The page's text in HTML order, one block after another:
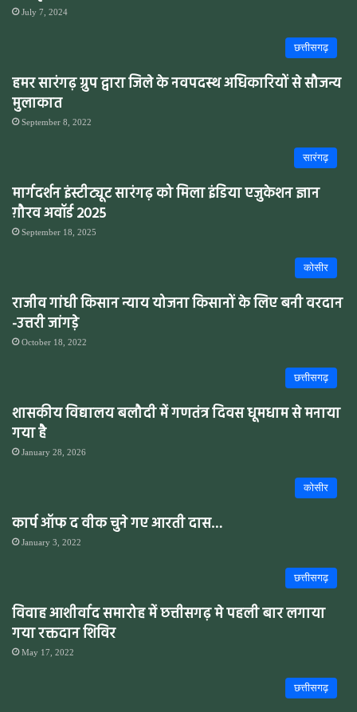
July 7, 2024
छत्तीसगढ़
हमर सारंगढ़ ग्रुप द्वारा जिले के नवपदस्थ अधिकारियों से सौजन्य
मुलाकात
September 8, 2022
सारंगढ़
मार्गदर्शन इंस्टीट्यूट सारंगढ़ को मिला इंडिया एजुकेशन ज्ञान
ग़ौरव अवॉर्ड 2025
September 18, 2025
कोसीर
राजीव गांधी किसान न्याय योजना किसानों के लिए बनी वरदान
-उत्तरी जांगड़े
October 18, 2022
छत्तीसगढ़
शासकीय विद्यालय बलौदी में गणतंत्र दिवस धूमधाम से मनाया
गया है
January 28, 2026
कोसीर
कार्प ऑफ द वीक चुने गए आरती दास…
January 3, 2022
छत्तीसगढ़
विवाह आशीर्वाद समारोह में छत्तीसगढ़ मे पहली बार लगाया
गया रक्तदान शिविर
May 17, 2022
छत्तीसगढ़